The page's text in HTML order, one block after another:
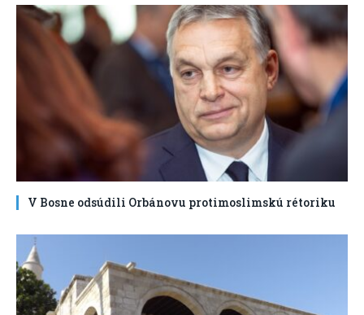
V Bosne odsúdili Orbánovu protimoslimskú rétoriku